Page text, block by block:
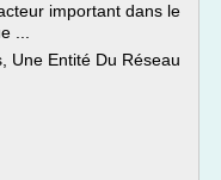
important dans le
...
Une Entité Du Réseau